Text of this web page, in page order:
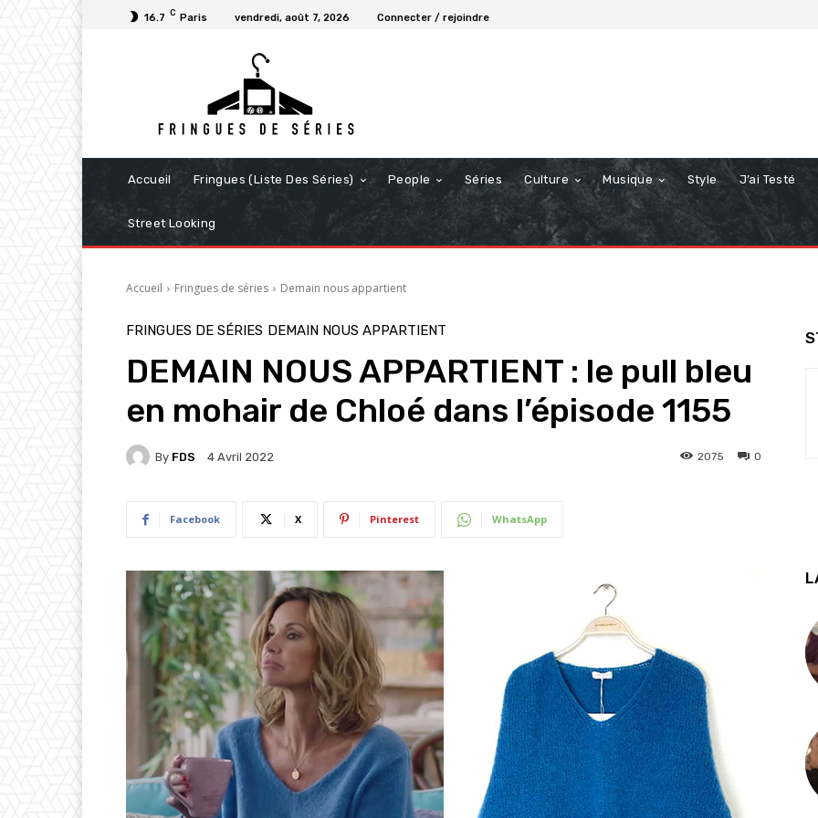
16.7 C Paris vendredi, août 7, 2026 Connecter / rejoindre
Accueil Fringues (Liste Des Séries) People Séries Culture Musique Style J’ai Testé
Street Looking
Accueil Fringues de séries Demain nous appartient
FRINGUES DE SÉRIES DEMAIN NOUS APPARTIENT
DEMAIN NOUS APPARTIENT : le pull bleu
en mohair de Chloé dans l’épisode 1155
By FDS 4 Avril 2022 0
2075
Facebook X Pinterest WhatsApp